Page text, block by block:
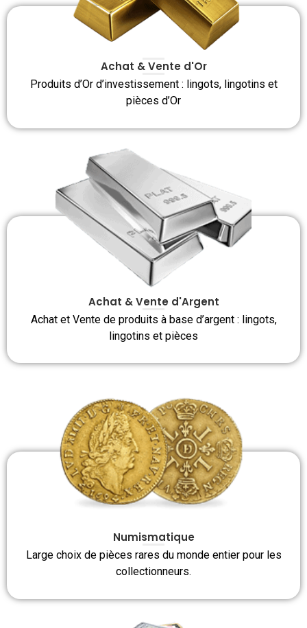
Achat & Vente d'Or
Produits d’Or d’investissement : lingots, lingotins et
pièces d’Or
Achat & Vente d'Argent
Achat et Vente de produits à base d’argent : lingots,
lingotins et pièces
Numismatique
Large choix de pièces rares du monde entier pour les
collectionneurs.